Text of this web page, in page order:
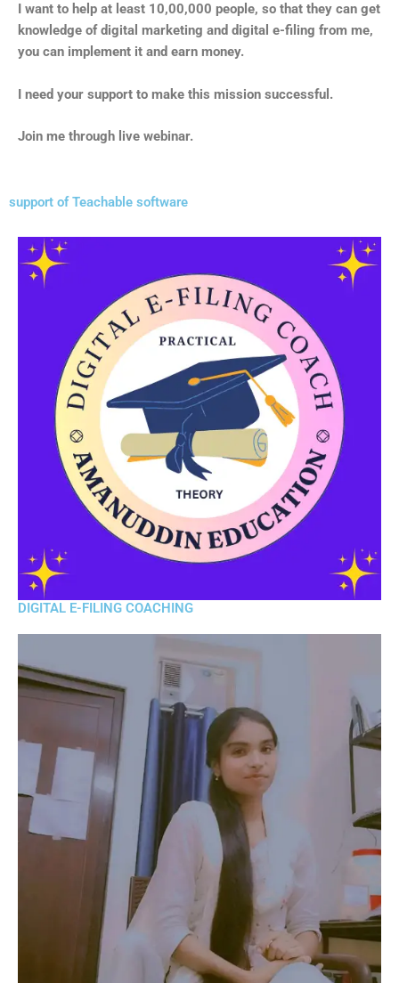
I want to help at least 10,00,000 people, so that they can get
knowledge of digital marketing and digital e-filing from me,
you can implement it and earn money.
I need your support to make this mission successful.
Join me through live webinar.
support of Teachable software
DIGITAL E-FILING COACHING